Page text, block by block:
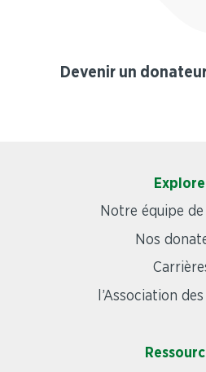
Devenir un
Notre équipe
Nos
l’Association